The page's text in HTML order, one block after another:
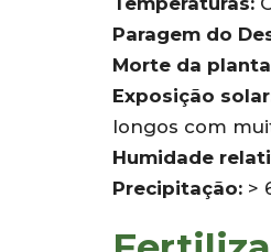
Paragem do
Morte da
Exposição
longos com
Humidade
Precipitação: >